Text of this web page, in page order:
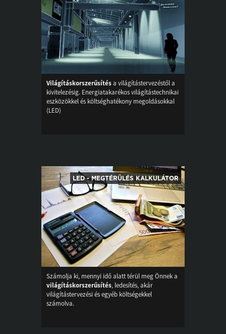
Világításkorszerűsítésa világítástervezéstől a
kivitelezésig. Energiatakarékos világítástechnikai
eszközökkel és költséghatékony megoldásokkal
(LED)
LED - MEGTÉRÜLÉS KALKULÁTOR
Számolja ki, mennyi idő alatt térül meg Önnek a
világításkorszerűsítés, ledesítés, akár
világítástervezési és egyéb költségekkel
számolva.